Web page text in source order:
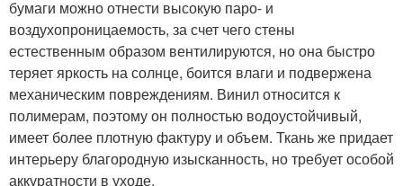
бумаги можно отнести высокую паро- и
воздухопроницаемость, за счет чего стены
естественным образом вентилируются, но она быстро
теряет яркость на солнце, боится влаги и подвержена
механическим повреждениям. Винил относится к
полимерам, поэтому он полностью водоустойчивый,
имеет более плотную фактуру и объем. Ткань же придает
интерьеру благородную изысканность, но требует особой
аккуратности в уходе.